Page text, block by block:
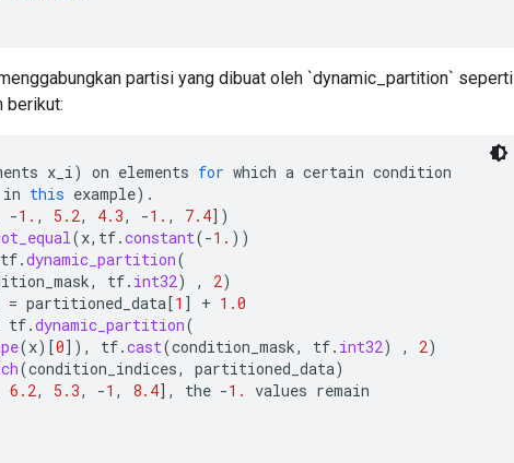
partisi yang dibuat oleh `dynamic_partition` seperti
berikut:
x_i) on elements for which a certain condition
in this example).
-1. , 5.2, 4.3, -1. , 7.4] )
(x, tf.constant(-1. ))
tf.dynamic_partition(
, tf. int32) , 2)
= partitioned_data[1 ] + 1.0
tf.dynamic_partition(
(x) [0] ), tf.cast(condition_mask, tf. int32) , 2)
(condition_indices, partitioned_data)
6.2, 5.3, -1 , 8.4] , the -1. values remain